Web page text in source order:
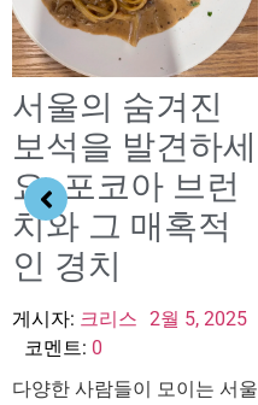
서울의 숨겨진
보석을 발견하세
요: 포코아 브런
치와 그 매혹적
인 경치
게시자: 크리스 2월 5, 2025
코멘트: 0
다양한 사람들이 모이는 서울